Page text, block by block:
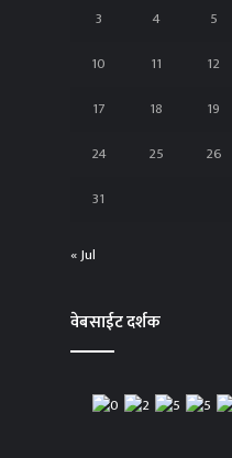
3
4 5
10
11 12
17
18 19
24
25 26
31
« Jul
वेबसाईट दर्शक